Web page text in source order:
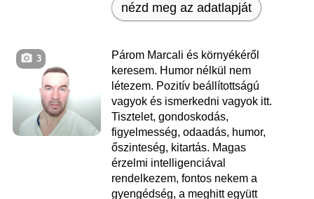
nézd meg az adatlapját
3
Párom Marcali és környékéről
keresem. Humor nélkül nem
létezem. Pozitív beállítottságú
vagyok és ismerkedni vagyok itt.
Tisztelet, gondoskodás,
figyelmesség, odaadás, humor,
őszinteség, kitartás. Magas
érzelmi intelligenciával
rendelkezem, fontos nekem a
gyengédség, a meghitt együtt